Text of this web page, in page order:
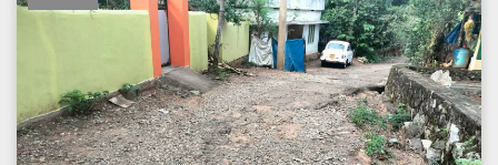
சாலை பகுதியை சீரமைக்க நடவடிக்கை